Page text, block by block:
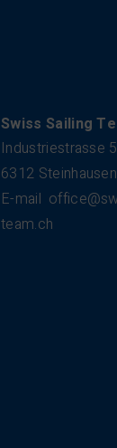
Swiss Sailing
Industriestrasse
6312 Steinhausen
E-mail
team.ch